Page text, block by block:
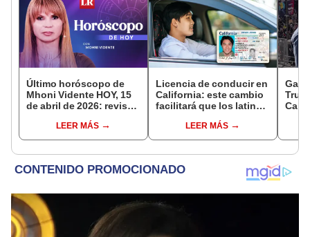
Último horóscopo de
Mhoni Vidente HOY, 15
de abril de 2026: revisa
signo y entérate si te
espera un día
LEER MÁS
Licencia de conducir en
California: este cambio
facilitará que los latinos
manejo en Estados
Unidos
LEER MÁS